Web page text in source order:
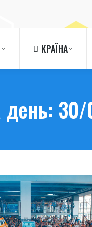
КРАЇНА
день: 30/